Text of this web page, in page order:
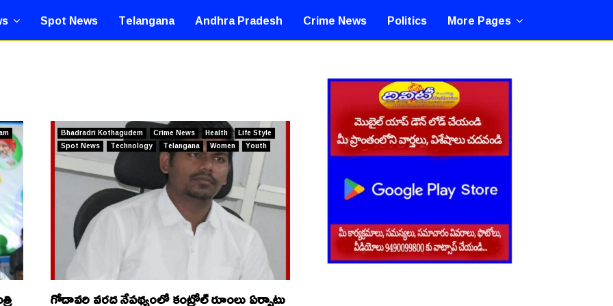
Spot News Telangana Andhra Pradesh Crime News Politics More Pages
Bhadradri Kothagudem Crime News Health
Life Style
Spot News
Technology Telangana Women Youth
గోదావరి వరద నేపథ్యంలో కంట్రోల్ రూంలు ఏర్పాటు